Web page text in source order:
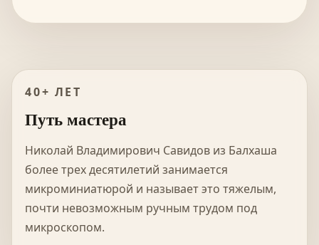
40+ ЛЕТ
Путь мастера
Николай Владимирович Савидов из Балхаша
более трех десятилетий занимается
микроминиатюрой и называет это тяжелым,
почти невозможным ручным трудом под
микроскопом.